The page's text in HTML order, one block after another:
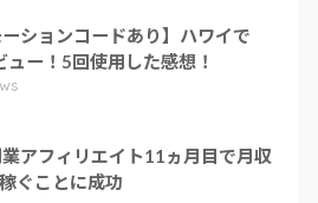
ーションコードあり】ハワイで
ュー！5回使用した感想！
業アフィリエイト11ヵ月目で月収
ぐことに成功